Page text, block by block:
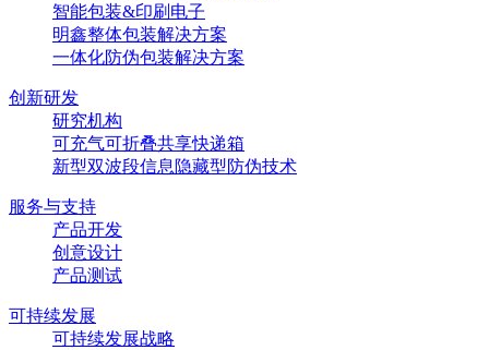
智能包装&印刷电子
明鑫整体包装解决方案
一体化防伪包装解决方案
创新研发
研究机构
可充气可折叠共享快递箱
新型双波段信息隐藏型防伪技术
服务与支持
产品开发
创意设计
产品测试
可持续发展
可持续发展战略